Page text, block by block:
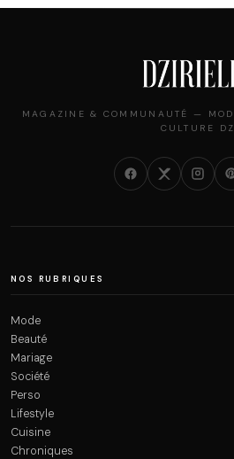
MAGAZINE & COMMUNAUTÉ —
CULTURE DZ
NOS RUBRIQUES
Mode
Beauté
Mariage
Société
Perso
Lifestyle
Cuisine
Chroniques